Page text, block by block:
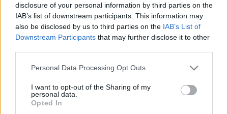
disclosure of your personal information by third parties on the
IAB’s list of downstream participants. This information may
also be disclosed by us to third parties on the IAB’s List of
Downstream Participants that may further disclose it to other
Please note that this website/app uses one or more Google
not limited to your visit or usage behaviour. You may click to
grant or deny consent to Google and its third-party tags to
use your data for below specified purposes in below Google
Personal Data Processing Opt Outs
I want to opt-out of the Sharing of my
personal data.
Opted In